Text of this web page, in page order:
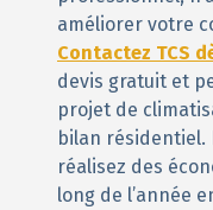
améliorer votre
Contactez TCS
devis gratuit et
projet de
bilan résidentiel.
réalisez des
long de l’année